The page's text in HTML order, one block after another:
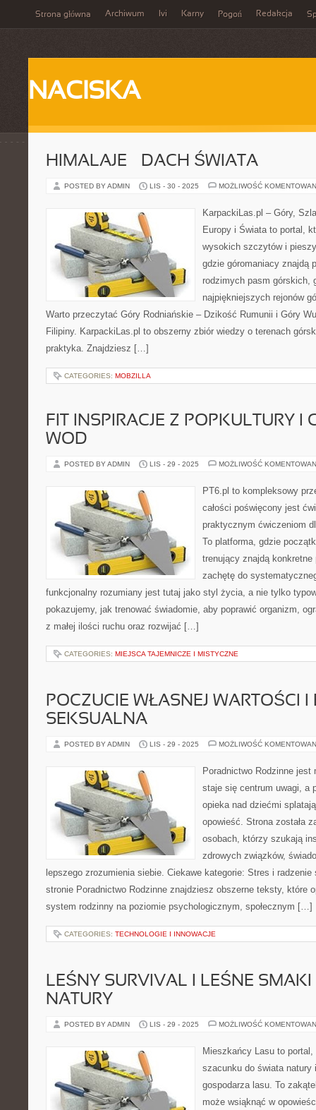
Strona główna Archiwum Ivi Karny Pogoń Redakcja
NACISKA
HIMALAJE – DACH ŚWIATA
POSTED BY ADMIN LIS - 30 - 2025 MOŻLIWOŚĆ
KarpackiLas.pl – Góry,
Europy i Świata to portal,
wysokich szczytów i
gdzie góromaniacy znajdą
rodzimych pasm górskich,
najpiękniejszych rejonów
Warto przeczytać Góry Rodniańskie – Dzikość Rumunii i Góry
Filipiny. KarpackiLas.pl to obszerny zbiór wiedzy o terenach
praktyka. Znajdziesz […]
CATEGORIES: MOBZILLA
FIT INSPIRACJE Z POPKULTURY I
WOD
POSTED BY ADMIN LIS - 29 - 2025 MOŻLIWOŚĆ
PT6.pl to kompleksowy
całości poświęcony jest
praktycznym ćwiczeniom
To platforma, gdzie
trenujący znajdą
zachętę do
funkcjonalny rozumiany jest tutaj jako styl życia, a nie tylko
pokazujemy, jak trenować świadomie, aby poprawić organizm,
z małej ilości ruchu oraz rozwijać […]
CATEGORIES: MIEJSCA TAJEMNICZE I MISTYCZNE
POCZUCIE WŁASNEJ WARTOŚCI I
SEKSUALNA
POSTED BY ADMIN LIS - 29 - 2025 MOŻLIWOŚĆ
Poradnictwo Rodzinne
staje się centrum uwagi, a
opieka nad dziećmi
opowieść. Strona została
osobach, którzy szukają
zdrowych związków,
lepszego zrozumienia siebie. Ciekawe kategorie: Stres i
stronie Poradnictwo Rodzinne znajdziesz obszerne teksty, które
system rodzinny na poziomie psychologicznym, społecznym […]
CATEGORIES: TECHNOLOGIE I INNOWACJE
LEŚNY SURVIVAL I LEŚNE
NATURY
POSTED BY ADMIN LIS - 29 - 2025 MOŻLIWOŚĆ
Mieszkańcy Lasu to portal,
szacunku do świata natury
gospodarza lasu. To
może wsiąknąć w